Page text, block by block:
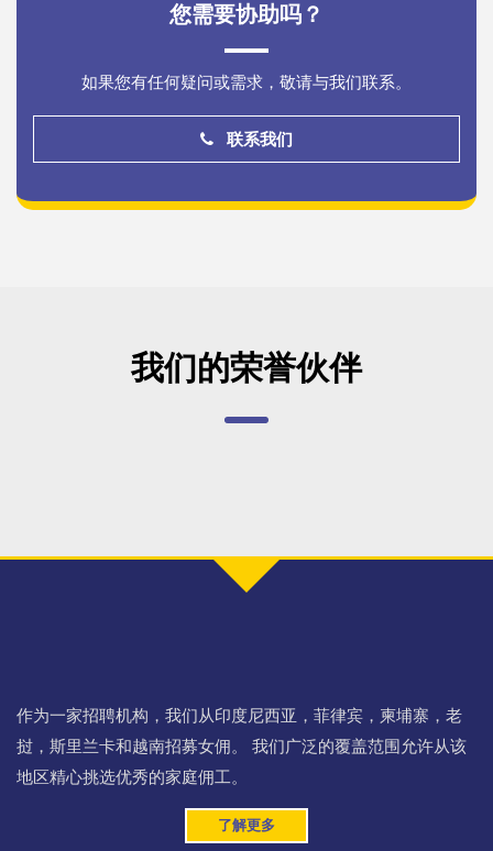
您需要协助吗？
如果您有任何疑问或需求，敬请与我们联系。
联系我们
我们的荣誉伙伴
作为一家招聘机构，我们从印度尼西亚，菲律宾，柬埔寨，老
挝，斯里兰卡和越南招募女佣。 我们广泛的覆盖范围允许从该
地区精心挑选优秀的家庭佣工。
了解更多